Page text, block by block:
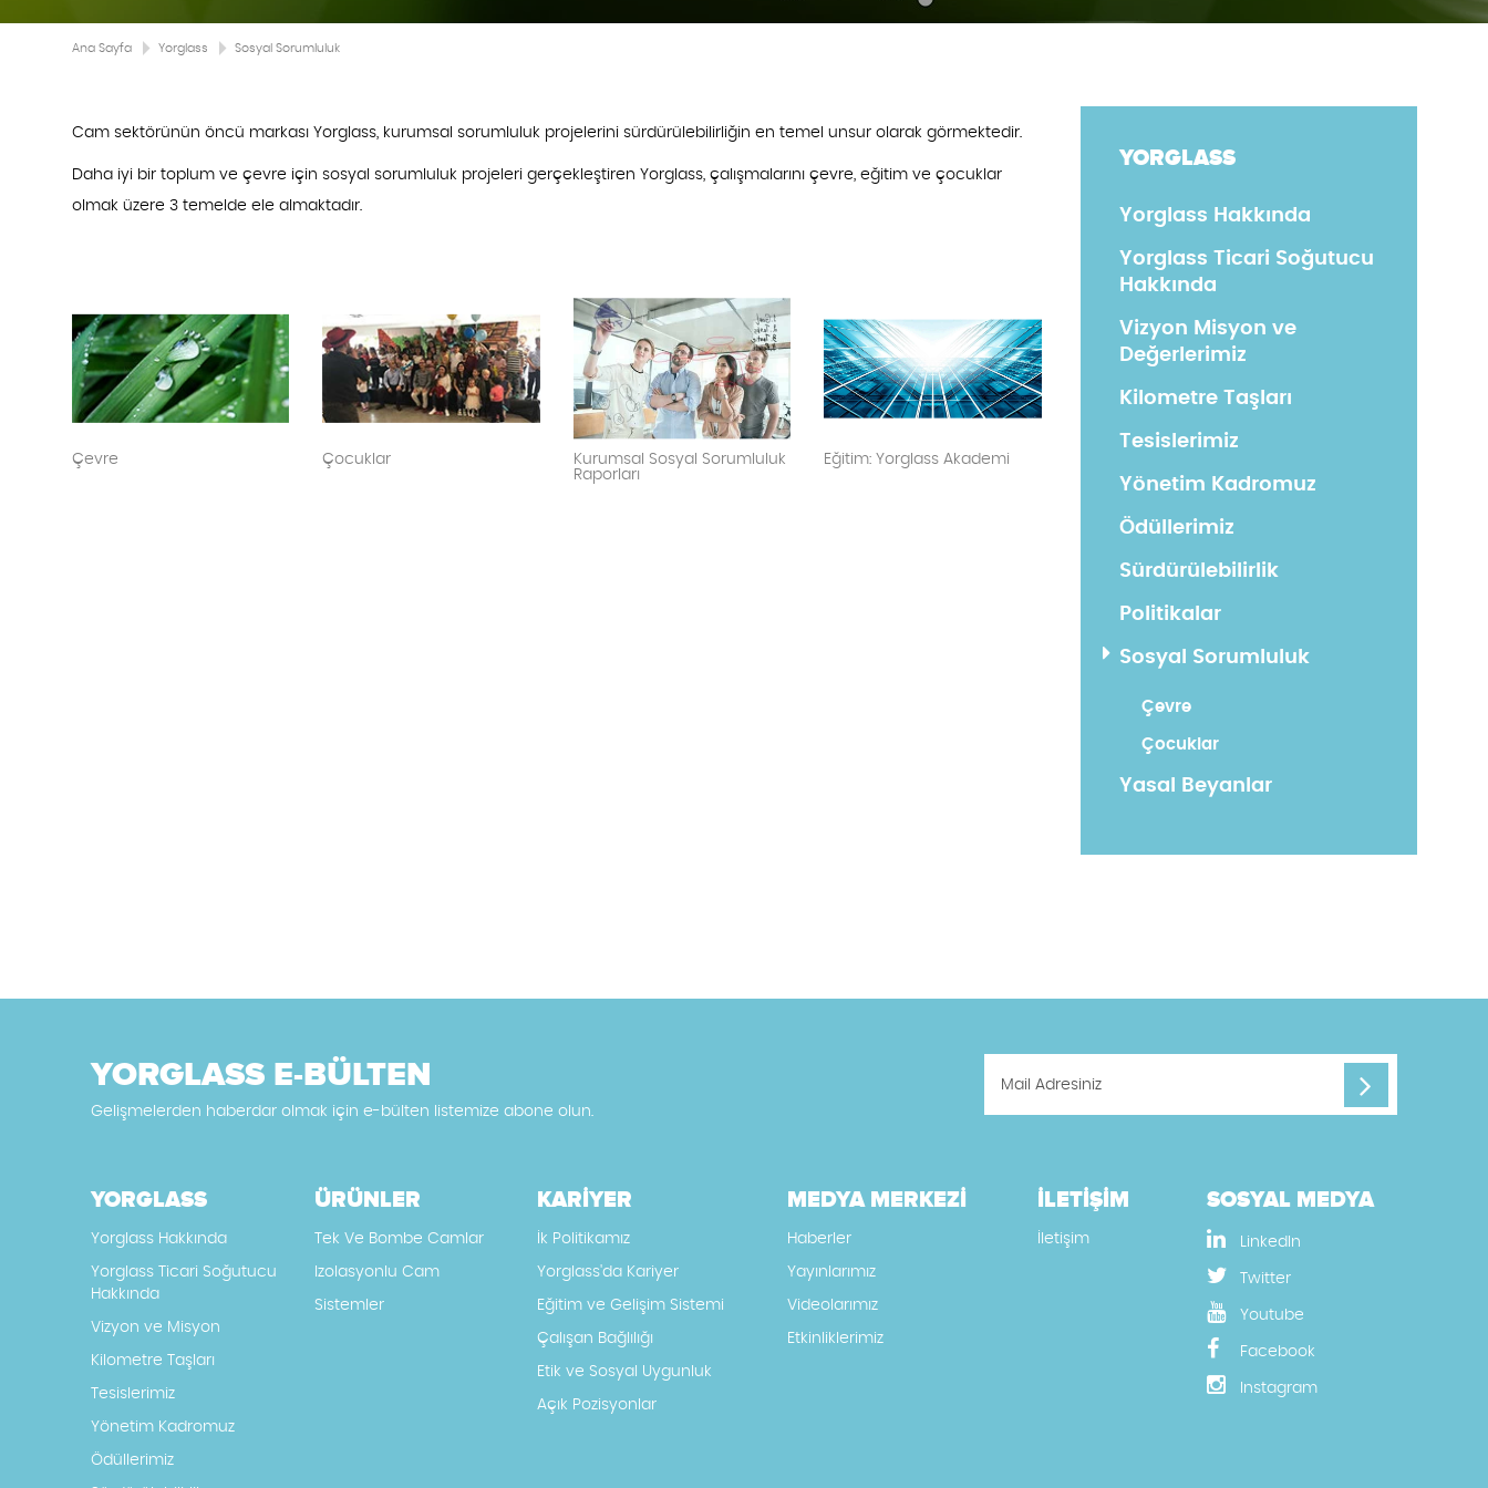
Ana Sayfa Yorglass Sosyal Sorumluluk
Cam sektörünün öncü markası Yorglass, kurumsal sorumluluk projelerini sürdürülebilirliğin en temel unsur olarak görmektedir.
Daha iyi bir toplum ve çevre için sosyal sorumluluk projeleri gerçekleştiren Yorglass, çalışmalarını çevre, eğitim ve çocuklar
olmak üzere 3 temelde ele almaktadır.
Çevre Çocuklar
Kurumsal Sosyal Sorumluluk
Raporları
Eğitim: Yorglass Akademi
YORGLASS
Yorglass Hakkında
Yorglass Ticari Soğutucu
Hakkında
Vizyon Misyon ve
Değerlerimiz
Kilometre Taşları
Tesislerimiz
Yönetim Kadromuz
Ödüllerimiz
Sürdürülebilirlik
Politikalar
Sosyal Sorumluluk
Çevre
Çocuklar
Yasal Beyanlar
YORGLASS E-BÜLTEN
Gelişmelerden haberdar olmak için e-bülten listemize abone olun.
YORGLASS
Yorglass Hakkında
Yorglass Ticari Soğutucu
Hakkında
Vizyon ve Misyon
Kilometre Taşları
Tesislerimiz
Yönetim Kadromuz
Ödüllerimiz
ÜRÜNLER
Tek Ve Bombe Camlar
Izolasyonlu Cam
Sistemler
KARİYER
İk Politikamız
Yorglass'da Kariyer
Eğitim ve Gelişim Sistemi
Çalışan Bağlılığı
Etik ve Sosyal Uygunluk
Açık Pozisyonlar
MEDYA MERKEZİ
Haberler
Yayınlarımız
Videolarımız
Etkinliklerimiz
İLETİŞİM
İletişim
SOSYAL MEDYA
LinkedIn
Twitter
Youtube
Facebook
Instagram